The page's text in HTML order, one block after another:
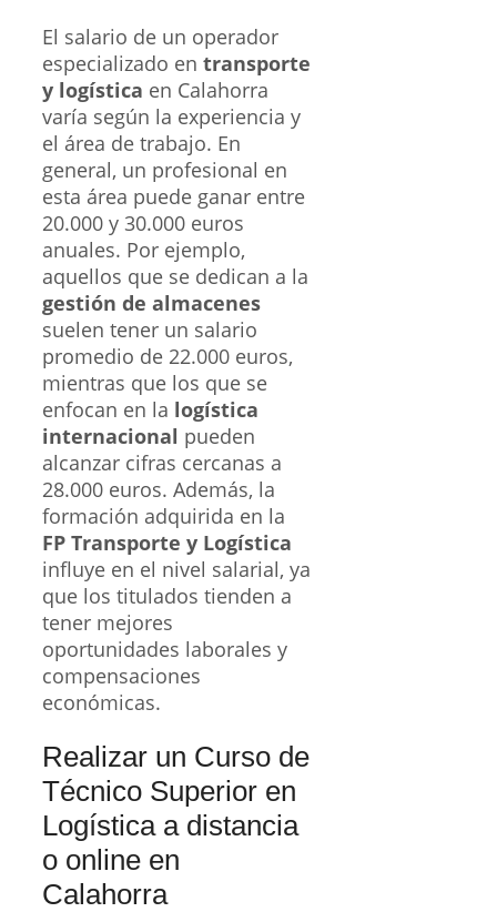
El salario de un operador
especializado en transporte
y logística en Calahorra
varía según la experiencia y
el área de trabajo. En
general, un profesional en
esta área puede ganar entre
20.000 y 30.000 euros
anuales. Por ejemplo,
aquellos que se dedican a la
gestión de almacenes
suelen tener un salario
promedio de 22.000 euros,
mientras que los que se
enfocan en la logística
internacional pueden
alcanzar cifras cercanas a
28.000 euros. Además, la
formación adquirida en la
FP Transporte y Logística
influye en el nivel salarial, ya
que los titulados tienden a
tener mejores
oportunidades laborales y
compensaciones
económicas.
Realizar un Curso de
Técnico Superior en
Logística a distancia
o online en
Calahorra